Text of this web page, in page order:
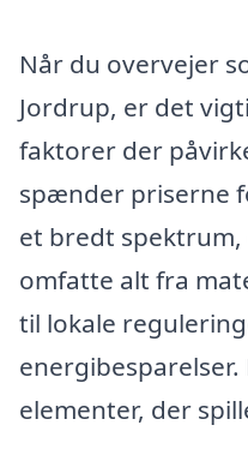
Når du overvejer
Jordrup, er det
faktorer der
spænder priserne
et bredt
omfatte alt fra
til lokale
elementer, der